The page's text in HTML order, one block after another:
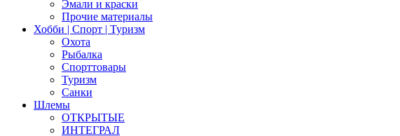
Эмали и краски
Прочие материалы
Хобби | Cпорт | Туризм
Охота
Рыбалка
Спорттовары
Туризм
Санки
Шлемы
ОТКРЫТЫЕ
ИНТЕГРАЛ